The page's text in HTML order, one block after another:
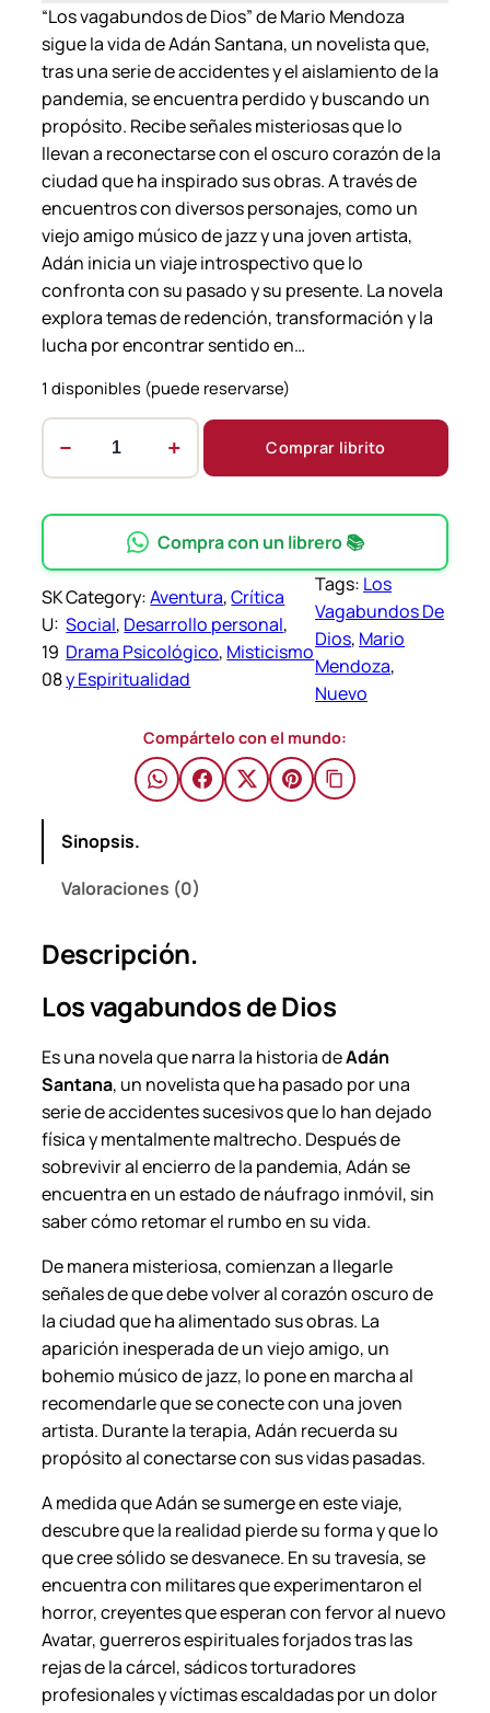
“Los vagabundos de Dios” de Mario Mendoza
sigue la vida de Adán Santana, un novelista que,
tras una serie de accidentes y el aislamiento de la
pandemia, se encuentra perdido y buscando un
propósito. Recibe señales misteriosas que lo
llevan a reconectarse con el oscuro corazón de la
ciudad que ha inspirado sus obras. A través de
encuentros con diversos personajes, como un
viejo amigo músico de jazz y una joven artista,
Adán inicia un viaje introspectivo que lo
confronta con su pasado y su presente. La novela
explora temas de redención, transformación y la
lucha por encontrar sentido en…
1 disponibles (puede reservarse)
o
s
a
g
a
b
u
D
D
s
r
i
o
M
e
n
d
z
a
.
c
a
n
t
i
d
a
d
− + Comprar librito
Compra con un librero 📚
SK
U:
19
08
Category:Aventura, Crítica
Social, Desarrollo personal
Drama Psicológico, Misticismo
y Espiritualidad
Tags: Los
Vagabundos De
Dios, Mario
Mendoza
Nuevo
Compártelo con el mundo:
Sinopsis.
Valoraciones (0)
Descripción.
Los vagabundos de Dios
Es una novela que narra la historia deAdán
Santana, un novelista que ha pasado por una
serie de accidentes sucesivos que lo han dejado
física y mentalmente maltrecho. Después de
sobrevivir al encierro de la pandemia, Adán se
encuentra en un estado de náufrago inmóvil, sin
saber cómo retomar el rumbo en su vida.
De manera misteriosa, comienzan a llegarle
señales de que debe volver al corazón oscuro de
la ciudad que ha alimentado sus obras. La
aparición inesperada de un viejo amigo, un
bohemio músico de jazz, lo pone en marcha al
recomendarle que se conecte con una joven
artista. Durante la terapia, Adán recuerda su
propósito al conectarse con sus vidas pasadas.
A medida que Adán se sumerge en este viaje,
descubre que la realidad pierde su forma y que lo
que cree sólido se desvanece. En su travesía, se
encuentra con militares que experimentaron el
horror, creyentes que esperan con fervor al nuevo
Avatar, guerreros espirituales forjados tras las
rejas de la cárcel, sádicos torturadores
profesionales y víctimas escaldadas por un dolor